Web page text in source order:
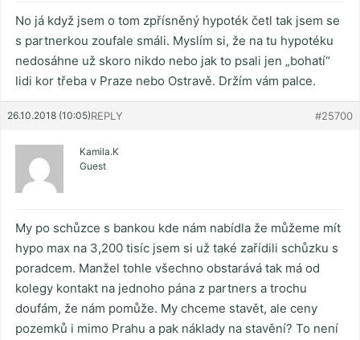
No já když jsem o tom zpřísněný hypoték četl tak jsem se
s partnerkou zoufale smáli. Myslím si, že na tu hypotéku
nedosáhne už skoro nikdo nebo jak to psali jen „bohatí“
lidi kor třeba v Praze nebo Ostravě. Držím vám palce.
26.10.2018 (10:05) #25700
REPLY
Kamila.K
Guest
My po schůzce s bankou kde nám nabídla že můžeme mít
hypo max na 3,200 tisíc jsem si už také zařídili schůzku s
poradcem. Manžel tohle všechno obstarává tak má od
kolegy kontakt na jednoho pána z partners a trochu
doufám, že nám pomůže. My chceme stavět, ale ceny
pozemků i mimo Prahu a pak náklady na stavění? To není